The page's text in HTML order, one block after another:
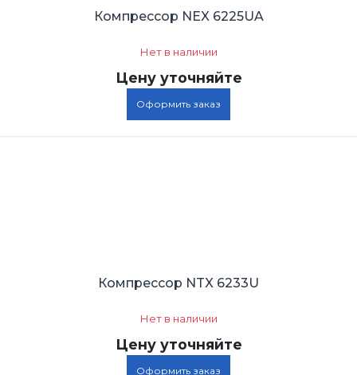
Компрессор NEX 6225UA
Нет в наличии
Цену уточняйте
Оформить заказ
Компрессор NTX 6233U
Нет в наличии
Цену уточняйте
Оформить заказ